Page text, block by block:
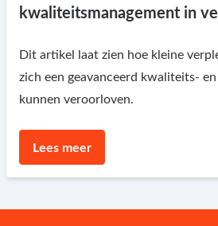
kwaliteitsmanagement in
Dit artikel laat zien hoe kleine
zich een geavanceerd kwaliteits-
kunnen veroorloven.
Lees meer